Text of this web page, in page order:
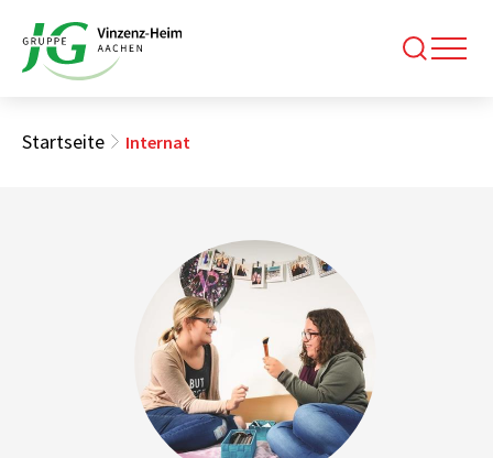
Startseite Internat